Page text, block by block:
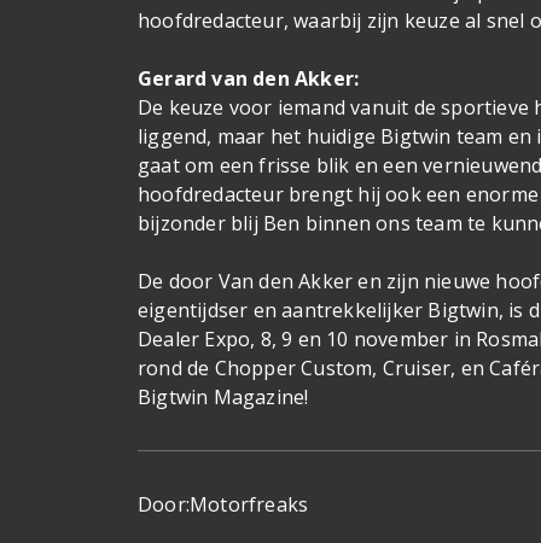
hoofdredacteur, waarbij zijn keuze al snel
Gerard van den Akker:
De keuze voor iemand vanuit de
liggend, maar het huidige Bigtwin team
gaat om een frisse blik en een
hoofdredacteur brengt hij ook een
bijzonder blij Ben binnen ons team te
De door Van den Akker en zijn nieuwe
eigentijdser en aantrekkelijker Bigtwin, is
Dealer Expo, 8, 9 en 10 november in
rond de Chopper Custom, Cruiser, en
Bigtwin Magazine!
Door:Motorfreaks